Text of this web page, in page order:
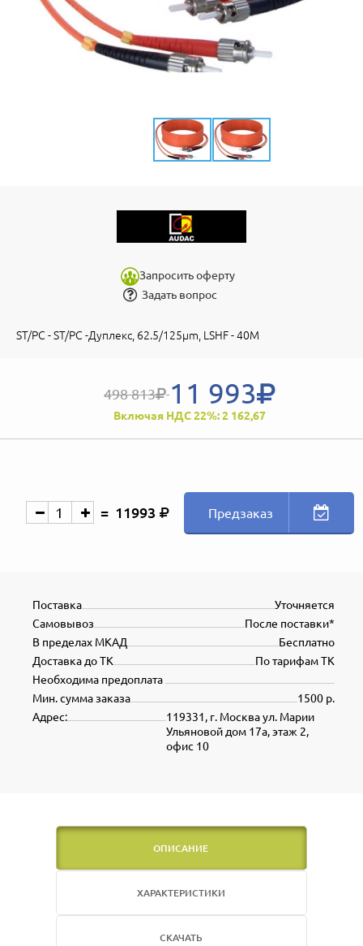
Запросить оферту
Задать вопрос
ST/PC - ST/PC -Дуплекс, 62.5/125µm, LSHF - 40M
498 813 11 993
Включая НДС 22%: 2 162,67
11993 Предзаказ
Уточняется
Поставка
После поставки*
Самовывоз
Бесплатно
В пределах МКАД
По тарифам ТК
Доставка до ТК
Необходима предоплата
1500 р.
Мин. сумма заказа
119331, г. Москва ул. Марии
Ульяновой дом 17а, этаж 2,
офис 10
Адрес:
ОПИСАНИЕ
ХАРАКТЕРИСТИКИ
СКАЧАТЬ